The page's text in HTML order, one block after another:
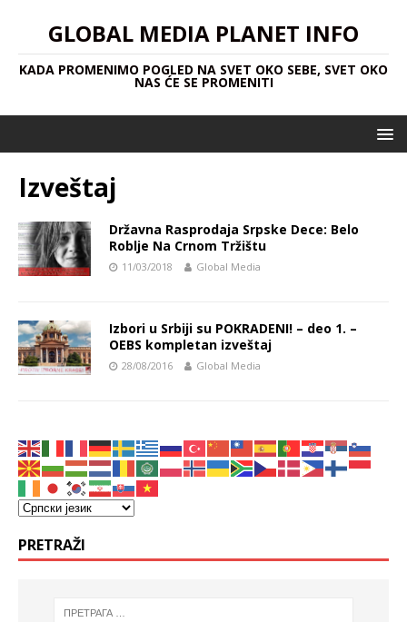
GLOBAL MEDIA PLANET INFO
KADA PROMENIMO POGLED NA SVET OKO SEBE, SVET OKO
NAS ĆE SE PROMENITI
Izveštaj
Državna Rasprodaja Srpske Dece: Belo
Roblje Na Crnom Tržištu
11/03/2018 Global Media
Izbori u Srbiji su POKRADENI! – deo 1. –
OEBS kompletan izveštaj
28/08/2016 Global Media
PRETRAŽI